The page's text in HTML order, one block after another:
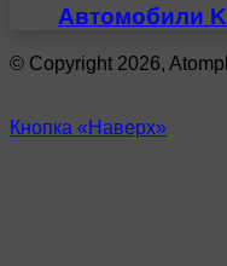
Автомобили
© Copyright 2026,
Кнопка «Наверх»